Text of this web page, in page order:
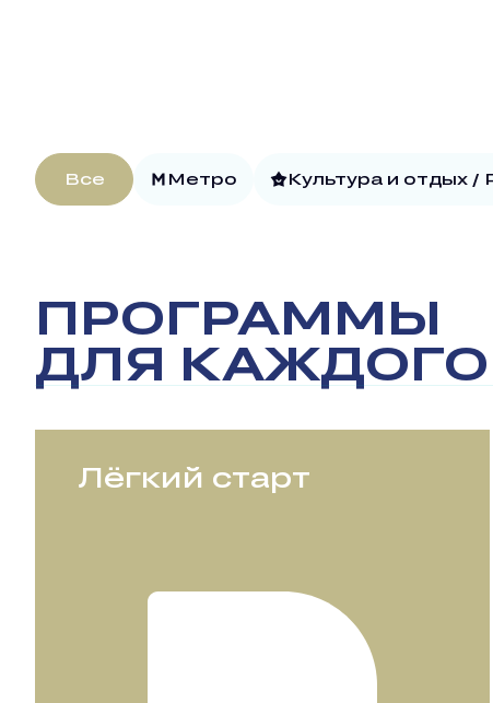
Все Метро Культура и отдых /
ПРОГРАММЫ
ДЛЯ КАЖДОГО
Лёгкий старт